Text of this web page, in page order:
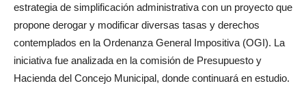
estrategia de simplificación administrativa con un proyecto que
propone derogar y modificar diversas tasas y derechos
contemplados en la Ordenanza General Impositiva (OGI). La
iniciativa fue analizada en la comisión de Presupuesto y
Hacienda del Concejo Municipal, donde continuará en estudio.